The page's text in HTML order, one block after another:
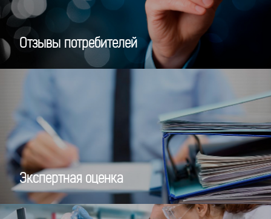
Отзывы потребителей
Экспертная оценка